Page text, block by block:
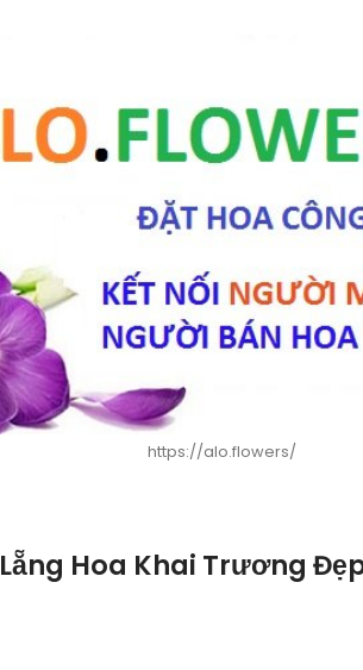
https://alo.flowers/
Hoa Khai Trương